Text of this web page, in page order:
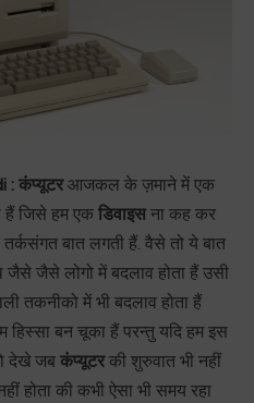
:कंप्यूटरआजकल के ज़माने में एक
जिसे हम एक डिवाइसना कह कर
बात लगती हैं. वैसे तो ये बात
जैसे लोगो में बदलाव होता हैं उसी
तकनीको में भी बदलाव होता हैं
हिस्सा बन चूका हैं परन्तु यदि हम इस
देखे जब कंप्यूटरकी शुरुवात भी नहीं
होता की कभी ऐसा भी समय रहा